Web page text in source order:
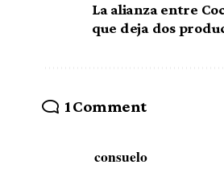
La alianza entre
que deja dos
1 Comment
consuelo